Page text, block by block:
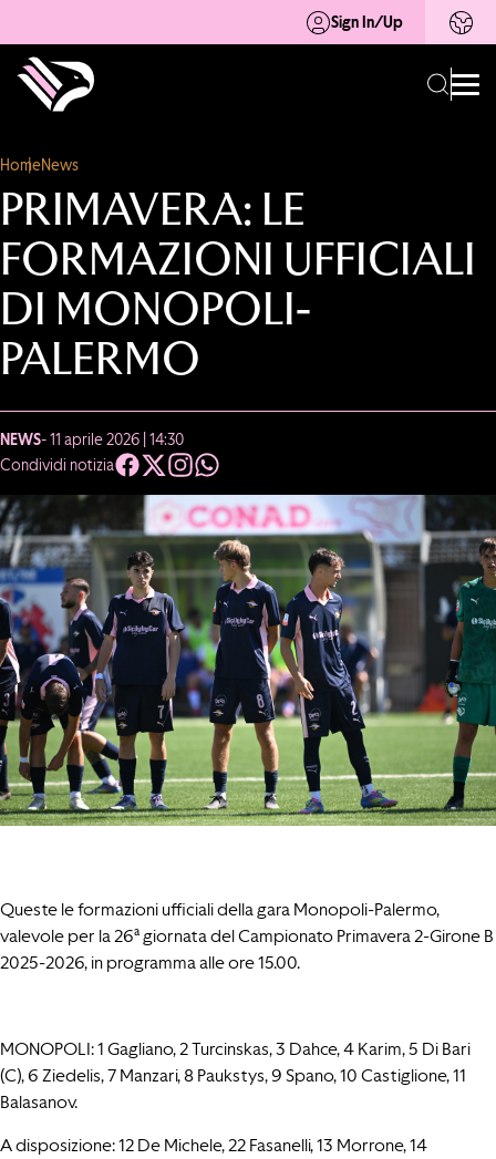
Sign In/Up
HomeNews
PRIMAVERA: LE
FORMAZIONI UFFICIALI
DI MONOPOLI-
PALERMO
NEWS- 11 aprile 2026 | 14:30
Condividi notizia
Queste le formazioni ufficiali della gara Monopoli-Palermo,
valevole per la 26ª giornata del Campionato Primavera 2-Girone B
2025-2026, in programma alle ore 15.00.
MONOPOLI: 1 Gagliano, 2 Turcinskas, 3 Dahce, 4 Karim, 5 Di Bari
(C), 6 Ziedelis, 7 Manzari, 8 Paukstys, 9 Spano, 10 Castiglione, 11
Balasanov.
A disposizione: 12 De Michele, 22 Fasanelli, 13 Morrone, 14